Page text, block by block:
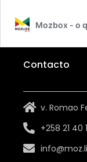
Mozbox - o
Contacto
v. Romao
+258 21 40